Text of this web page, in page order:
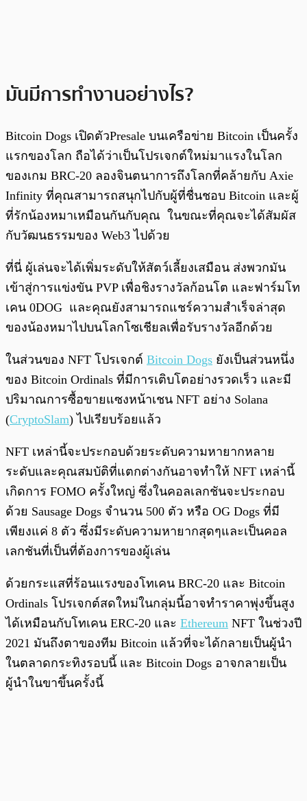
มันมีการทำงานอย่างไร?
Bitcoin Dogs เปิดตัวPresale บนเครือข่าย Bitcoin เป็นครั้ง
แรกของโลก ถือได้ว่าเป็นโปรเจกต์ใหม่มาแรงในโลก
ของเกม BRC-20 ลองจินตนาการถึงโลกที่คล้ายกับ Axie
Infinity ที่คุณสามารถสนุกไปกับผู้ที่ชื่นชอบ Bitcoin และผู้
ที่รักน้องหมาเหมือนกันกับคุณ ในขณะที่คุณจะได้สัมผัส
กับวัฒนธรรมของ Web3 ไปด้วย
ที่นี่ ผู้เล่นจะได้เพิ่มระดับให้สัตว์เลี้ยงเสมือน ส่งพวกมัน
เข้าสู่การแข่งขัน PVP เพื่อชิงรางวัลก้อนโต และฟาร์มโท
เคน 0DOG และคุณยังสามารถแชร์ความสำเร็จล่าสุด
ของน้องหมาไปบนโลกโซเชียลเพื่อรับรางวัลอีกด้วย
ในส่วนของ NFT โปรเจกต์ Bitcoin Dogs ยังเป็นส่วนหนึ่ง
ของ Bitcoin Ordinals ที่มีการเติบโตอย่างรวดเร็ว และมี
ปริมาณการซื้อขายแซงหน้าเชน NFT อย่าง Solana
(CryptoSlam) ไปเรียบร้อยแล้ว
NFT เหล่านี้จะประกอบด้วยระดับความหายากหลาย
ระดับและคุณสมบัติที่แตกต่างกันอาจทำให้ NFT เหล่านี้
เกิดการ FOMO ครั้งใหญ่ ซึ่งในคอลเลกชันจะประกอบ
ด้วย Sausage Dogs จำนวน 500 ตัว หรือ OG Dogs ที่มี
เพียงแค่ 8 ตัว ซึ่งมีระดับความหายากสุดๆและเป็นคอล
เลกชันที่เป็นที่ต้องการของผู้เล่น
ด้วยกระแสที่ร้อนแรงของโทเคน BRC-20 และ Bitcoin
Ordinals โปรเจกต์สดใหม่ในกลุ่มนี้อาจทำราคาพุ่งขึ้นสูง
ได้เหมือนกับโทเคน ERC-20 และ Ethereum NFT ในช่วงปี
2021 มันถึงตาของทีม Bitcoin แล้วที่จะได้กลายเป็นผู้นำ
ในตลาดกระทิงรอบนี้ และ Bitcoin Dogs อาจกลายเป็น
ผู้นำในขาขึ้นครั้งนี้